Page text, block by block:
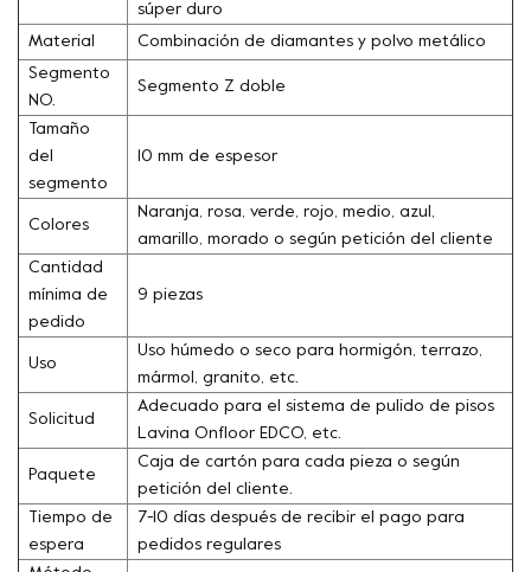
súper duro
Material Combinación de diamantes y polvo metálico
Segmento
NO.
Segmento Z doble
Tamaño
del
segmento
10 mm de espesor
Colores
Naranja, rosa, verde, rojo, medio, azul,
amarillo, morado o según petición del cliente
Cantidad
mínima de
pedido
9 piezas
Uso
Uso húmedo o seco para hormigón, terrazo,
mármol, granito, etc.
Solicitud
Adecuado para el sistema de pulido de pisos
Lavina Onfloor EDCO, etc.
Paquete
Caja de cartón para cada pieza o según
petición del cliente.
Tiempo de
espera
7-10 días después de recibir el pago para
pedidos regulares